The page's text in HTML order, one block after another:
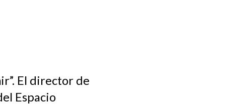
El director de
Espacio